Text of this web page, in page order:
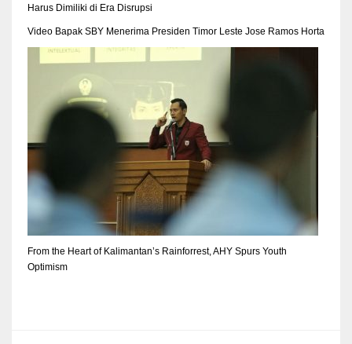
Harus Dimiliki di Era Disrupsi
Video Bapak SBY Menerima Presiden Timor Leste Jose Ramos Horta
From the Heart of Kalimantan’s Rainforrest, AHY Spurs Youth
Optimism